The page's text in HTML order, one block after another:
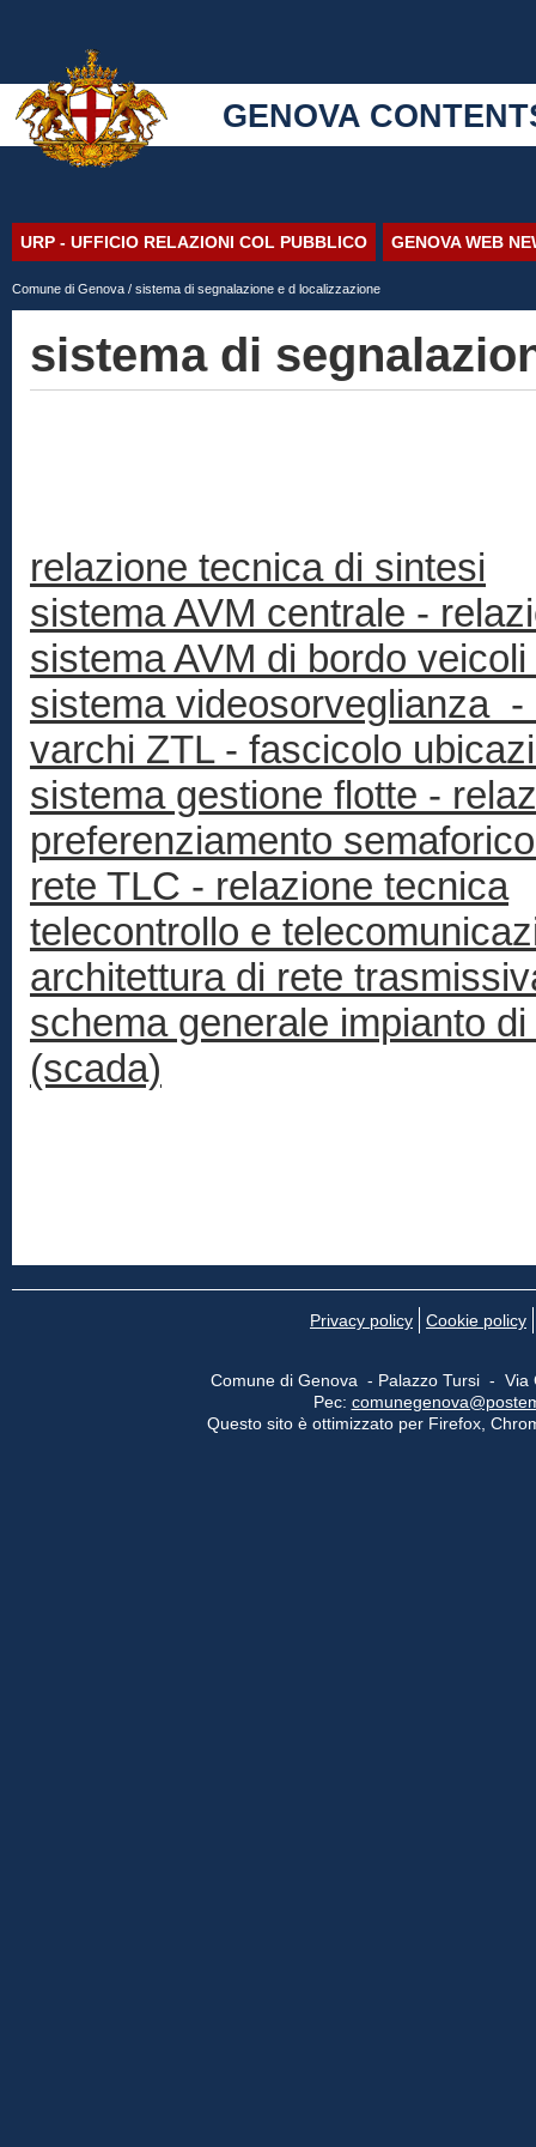
GENOVA
URP - UFFICIO RELAZIONI COL PUBBLICO GENOVA WEB
Comune di Genova / sistema di segnalazione e d localizzazione
sistema di
relazione tecnica di sintesi
sistema AVM centrale -
sistema AVM di bordo
sistema videosorveglianza -
varchi ZTL - fascicolo
sistema gestione flotte -
preferenziamento
rete TLC - relazione tecnica
telecontrollo e
architettura di rete
schema generale impianto
(scada)
Privacy policy Cookie policy
Comune di Genova - Palazzo Tursi -
Pec:
Questo sito è ottimizzato per Firefox,